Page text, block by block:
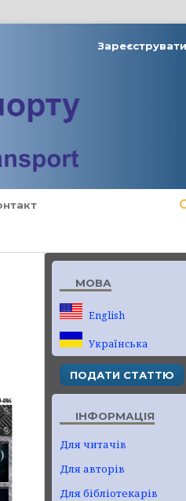
МОВА
English
Українська
ПОДАТИ СТАТТЮ
ІНФОРМАЦІЯ
Для читачів
Для авторів
Для бібліотекарів